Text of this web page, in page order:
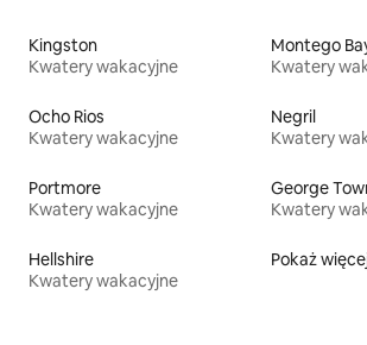
Kingston
Kwatery wakacyjne
Montego
Kwatery
Ocho Rios
Kwatery wakacyjne
Negril
Kwatery
Portmore
Kwatery wakacyjne
George
Kwatery
Hellshire
Kwatery wakacyjne
Pokaż